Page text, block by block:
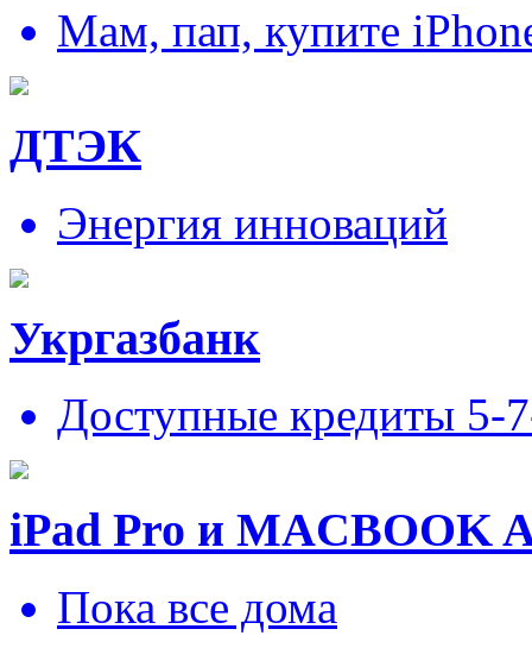
Мам, пап, купите
ДТЭК
Энергия инноваций
Укргазбанк
Доступные кредиты 5-
iPad Pro и MACBOOK
Пока все дома